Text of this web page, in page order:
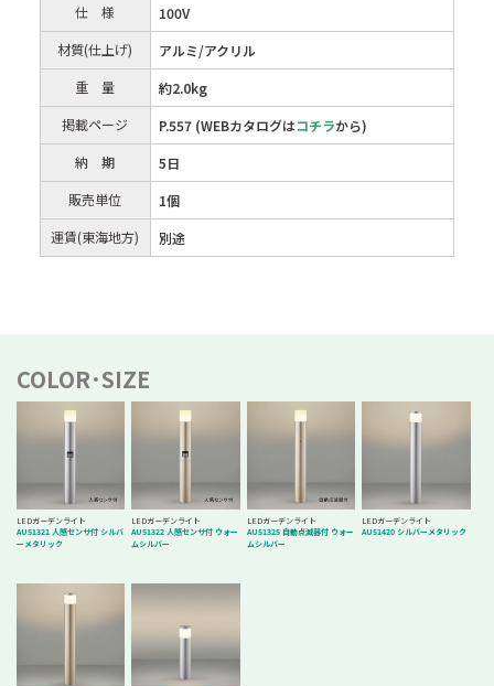
仕 様
100V
材質(仕上げ)
アルミ/アクリル
重 量
約2.0kg
掲載ページ
P.557 (WEBカタログはコチラから)
納 期
5日
販売単位
1個
運賃(東海地方)
別途
COLOR･SIZE
LEDガーデンライト
AU51321 人感センサ付 シルバ
ーメタリック
LEDガーデンライト
AU51322 人感センサ付 ウォー
ムシルバー
LEDガーデンライト
AU51325 自動点滅器付 ウォー
ムシルバー
LEDガーデンライト
AU51420 シルバーメタリック